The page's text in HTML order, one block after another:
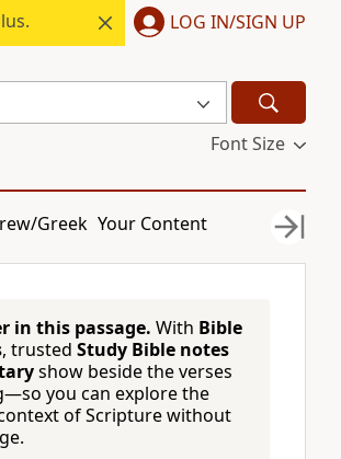
LOG IN/SIGN UP
Font Size
Greek Your Content
in this passage. With Bible
, trusted Study Bible notes
show beside the verses
you can explore the
of Scripture without